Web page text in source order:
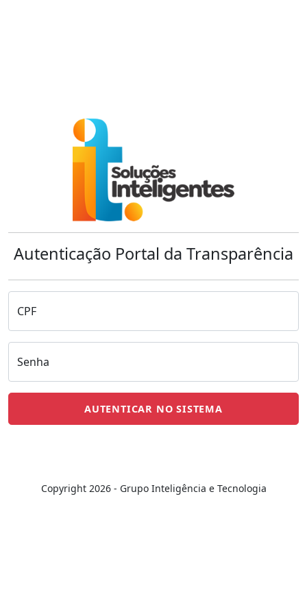
Autenticação Portal da Transparência
CPF
Senha
Copyright 2026 - Grupo Inteligência e Tecnologia